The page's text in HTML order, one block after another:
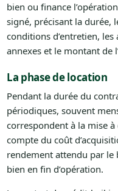
bien ou finance
signé, précisant la durée,
conditions d’entretien,
annexes et le montant de
La phase de location
Pendant la durée du
périodiques, souvent
correspondent à la mise
compte du coût
rendement attendu par le
bien en fin d’opération.